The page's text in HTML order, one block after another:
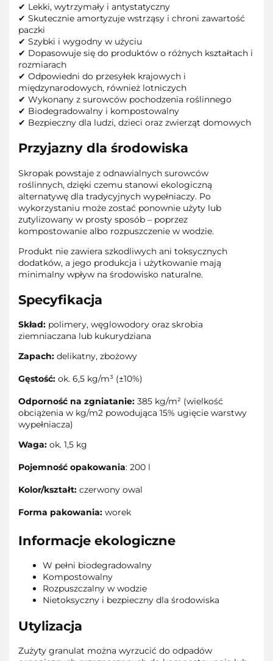
✔ Lekki, wytrzymały i antystatyczny
✔ Skutecznie amortyzuje wstrząsy i chroni zawartość
paczki
✔ Szybki i wygodny w użyciu
✔ Dopasowuje się do produktów o różnych kształtach i
rozmiarach
✔ Odpowiedni do przesyłek krajowych i
międzynarodowych, również lotniczych
✔ Wykonany z surowców pochodzenia roślinnego
✔ Biodegradowalny i kompostowalny
✔ Bezpieczny dla ludzi, dzieci oraz zwierząt domowych
Przyjazny dla środowiska
Skropak powstaje z odnawialnych surowców
roślinnych, dzięki czemu stanowi ekologiczną
alternatywę dla tradycyjnych wypełniaczy. Po
wykorzystaniu może zostać ponownie użyty lub
zutylizowany w prosty sposób – poprzez
kompostowanie albo rozpuszczenie w wodzie.
Produkt nie zawiera szkodliwych ani toksycznych
dodatków, a jego produkcja i użytkowanie mają
minimalny wpływ na środowisko naturalne.
Specyfikacja
Skład: polimery, węglowodory oraz skrobia
ziemniaczana lub kukurydziana
Zapach: delikatny, zbożowy
Gęstość: ok. 6,5 kg/m³ (±10%)
Odporność na zgniatanie: 385 kg/m² (wielkość
obciążenia w kg/m2 powodująca 15% ugięcie warstwy
wypełniacza)
Waga: ok. 1,5 kg
Pojemność opakowania: 200 l
Kolor/kształt: czerwony owal
Forma pakowania: worek
Informacje ekologiczne
W pełni biodegradowalny
Kompostowalny
Rozpuszczalny w wodzie
Nietoksyczny i bezpieczny dla środowiska
Utylizacja
Zużyty granulat można wyrzucić do odpadów